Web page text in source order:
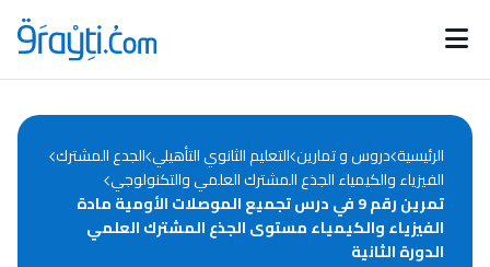
Catégories
d'actualités
Annonces bourses
الرئيسية دروس و تمارين التعليم الثانوي التأهيلي الجدع المشترك
الفيزياء والكيمياء الجذع المشترك العلمي والتكنولوجي
تمرين رقم 9 في درس تجميع الموصلات الأومية مادة
الفيزياء والكيمياء مستوى الجذع المشترك العلمي
الدورة الثانية